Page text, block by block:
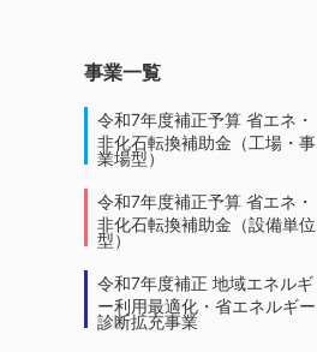
事業一覧
令和7年度補正予算 省エネ・
非化石転換補助金（工場・事
業場型）
令和7年度補正予算 省エネ・
非化石転換補助金（設備単位
型）
令和7年度補正 地域エネルギ
ー利用最適化・省エネルギー
診断拡充事業